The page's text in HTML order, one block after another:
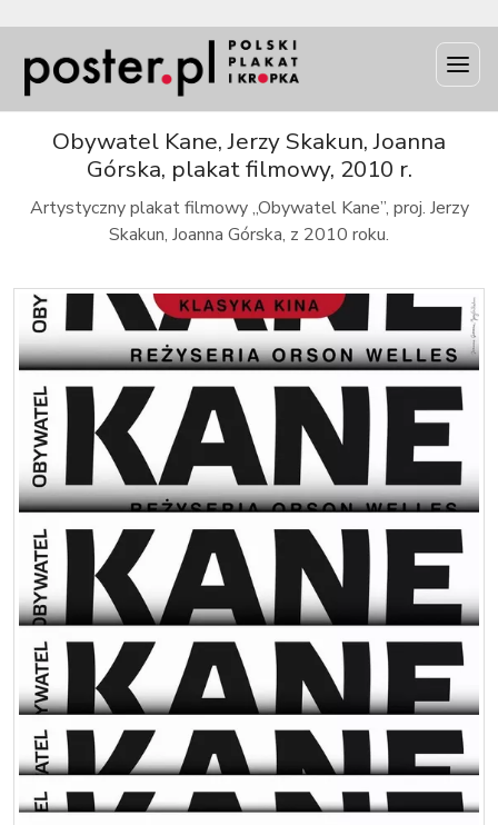
Obywatel Kane, Jerzy Skakun, Joanna
Górska, plakat filmowy, 2010 r.
Artystyczny plakat filmowy „Obywatel Kane”, proj. Jerzy
Skakun, Joanna Górska, z 2010 roku.